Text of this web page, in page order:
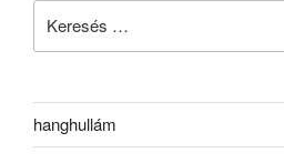
hanghullám